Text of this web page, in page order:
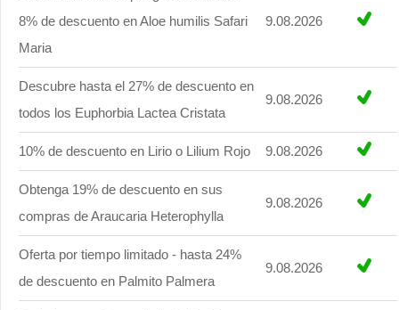
8% de descuento en Aloe humilis Safari
Maria
9.08.2026
Descubre hasta el 27% de descuento en
todos los Euphorbia Lactea Cristata
9.08.2026
10% de descuento en Lirio o Lilium Rojo 9.08.2026
Obtenga 19% de descuento en sus
compras de Araucaria Heterophylla
9.08.2026
Oferta por tiempo limitado - hasta 24%
de descuento en Palmito Palmera
9.08.2026